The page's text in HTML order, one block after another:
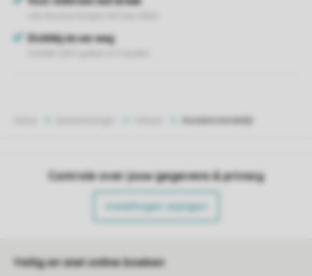
Controle over jouw gegevens & privacy
Instellingen wijzigen
Veilig en snel online boeken